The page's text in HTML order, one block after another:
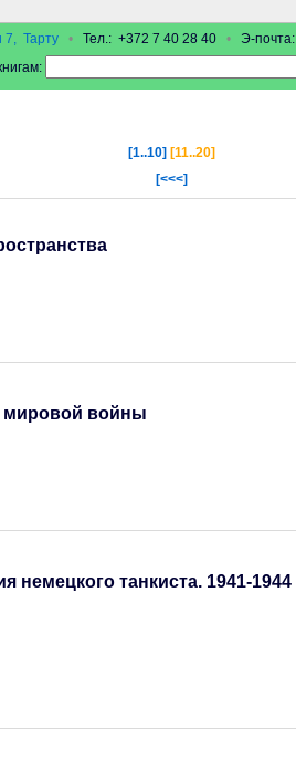
7, Тарту • Тел.: +372 7 40 28 40 • Э-почта:
[1..10] [11..20]
[<<<]
мировой войны
немецкого танкиста. 1941-1944